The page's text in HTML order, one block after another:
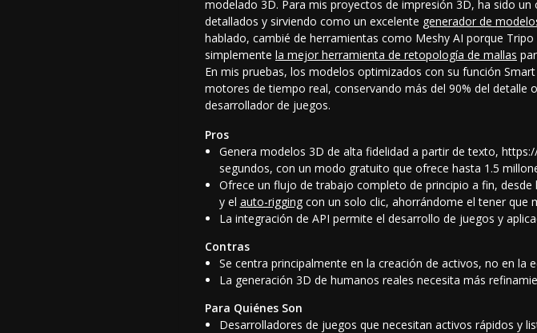
modelado 3D. Para mis proyectos de impresión 3D, ha sido
detallados y sirviendo como un excelente generador de
hablado, cambié de herramientas como Meshy AI porque
simplemente la mejor herramienta de retopología de mallas
En mis pruebas, los modelos optimizados con su función
motores de tiempo real, conservando más del 90% del detalle
desarrollador de juegos.
Pros
Genera modelos 3D de alta fidelidad a partir de texto,
segundos, con un modo gratuito que ofrece hasta 1.5
Ofrece un flujo de trabajo completo de principio a fin,
y el auto-riggingcon un solo clic, ahorrándome el tener que
La integración de API permite el desarrollo de juegos y
Contras
Se centra principalmente en la creación de activos, no en la
La generación 3D de humanos reales necesita más
Para Quiénes Son
Desarrolladores de juegos que necesitan activos rápidos y